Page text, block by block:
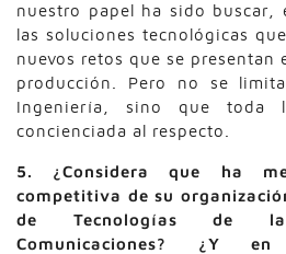
nuestro papel ha sido buscar,
las soluciones tecnológicas
nuevos retos que se presentan
producción. Pero no se
Ingeniería, sino que toda
concienciada al respecto.
5. ¿Considera que ha
competitiva de su
de Tecnologías de
Comunicaciones? ¿Y